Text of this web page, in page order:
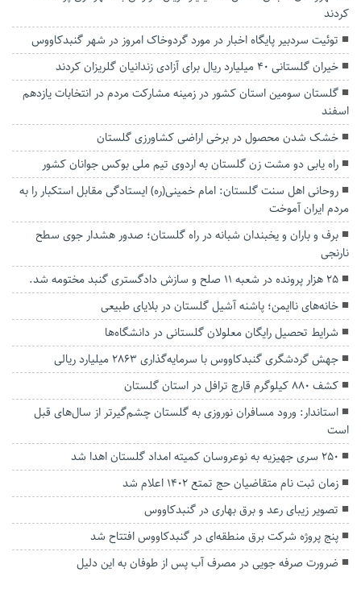
کردند
توئیت سردبیر پایگاه اخبار در مورد گردوخاک امروز در شهر گنبدکاووس
خیران گلستانی ۴۰ میلیارد ریال برای آزادی زندانیان گلریزان کردند
گلستان سومین استان کشور در زمینه مشارکت مردم در انتخابات یازدهم
اسفند
خشک شدن محصول در برخی اراضی کشاورزی گلستان
راه یابی دو مشت زن گلستان به اردوی تیم ملی بوکس جوانان کشور
روحانی اهل سنت گلستان: امام خمینی(ره) ایستادگی مقابل استکبار را به
مردم ایران آموخت
برف و باران و یخبندان شبانه در راه گلستان؛ صدور هشدار جوی سطح
نارنجی
۲۵ هزار پرونده در شعبه ۱۱ صلح و سازش دادگستری گنبد مختومه شد.
خانه‌های ناایمن؛ پاشنه آشیل گلستان در بلایای طبیعی
شرایط تحصیل رایگان معلولان گلستانی در دانشگاه‌ها
جهش گردشگری گنبدکاووس با سرمایه‌گذاری ۲۸۶۳ میلیارد ریالی
کشف ۸۸۰ کیلوگرم قارچ ترافل در استان گلستان
استاندار: ورود مسافران نوروزی به گلستان چشم‌گیرتر از سال‌های قبل
است
۲۵۰ سری جهیزیه به نوعروسان کمیته امداد گلستان اهدا شد
زمان ثبت نام متقاضیان حج تمتع ۱۴۰۲ اعلام شد
تصویر زیبای رعد‌ و برق بهاری در گنبدکاووس
پنج پروژه شرکت برق منطقه‌ای در گنبدکاووس افتتاح شد
ضرورت صرفه جویی در مصرف آب پس از طوفان به این دلیل